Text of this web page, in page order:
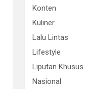
Konten
Kuliner
Lalu Lintas
Lifestyle
Liputan Khusus
Nasional